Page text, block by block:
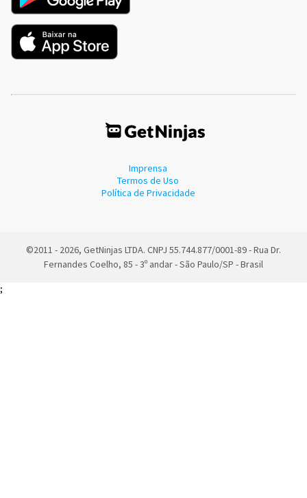
Imprensa
Termos de Uso
Política de Privacidade
©2011 - 2026, GetNinjas LTDA. CNPJ 55.744.877/0001-89 - Rua Dr.
Fernandes Coelho, 85 - 3º andar - São Paulo/SP - Brasil
;